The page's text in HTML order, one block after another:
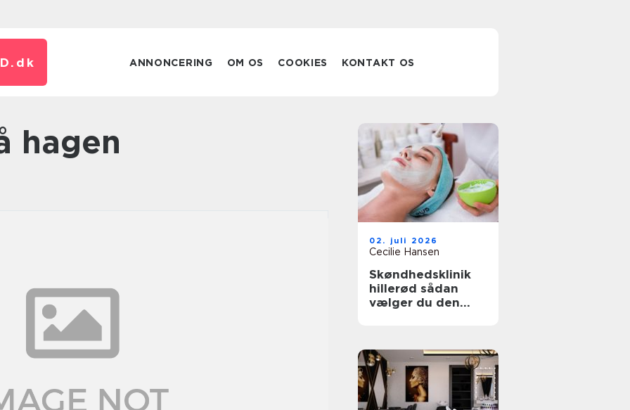
dk ANNONCERING OM OS COOKIES KONTAKT OS
hagen
02. juli 2026
Cecilie Hansen
Skøndhedsklinik
hillerød sådan
vælger du den